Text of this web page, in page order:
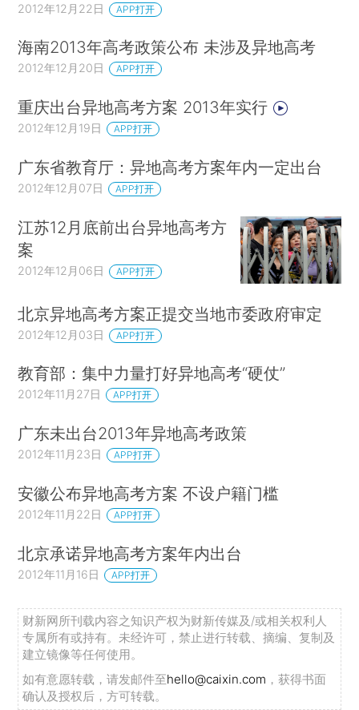
2012年12月22日 APP打开
海南2013年高考政策公布 未涉及异地高考
2012年12月20日 APP打开
重庆出台异地高考方案 2013年实行
2012年12月19日 APP打开
广东省教育厅：异地高考方案年内一定出台
2012年12月07日 APP打开
江苏12月底前出台异地高考方
案
2012年12月06日 APP打开
北京异地高考方案正提交当地市委政府审定
2012年12月03日 APP打开
教育部：集中力量打好异地高考“硬仗”
2012年11月27日 APP打开
广东未出台2013年异地高考政策
2012年11月23日 APP打开
安徽公布异地高考方案 不设户籍门槛
2012年11月22日 APP打开
北京承诺异地高考方案年内出台
2012年11月16日 APP打开
财新网所刊载内容之知识产权为财新传媒及/或相关权利人
专属所有或持有。未经许可，禁止进行转载、摘编、复制及
建立镜像等任何使用。
如有意愿转载，请发邮件至hello@caixin.com ，获得书面
确认及授权后，方可转载。